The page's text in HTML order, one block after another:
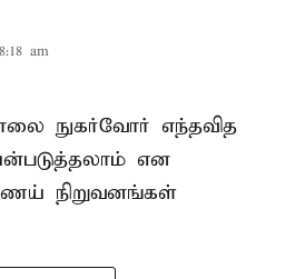
am
நுகர்வோர் எந்தவித
என
நிறுவனங்கள்